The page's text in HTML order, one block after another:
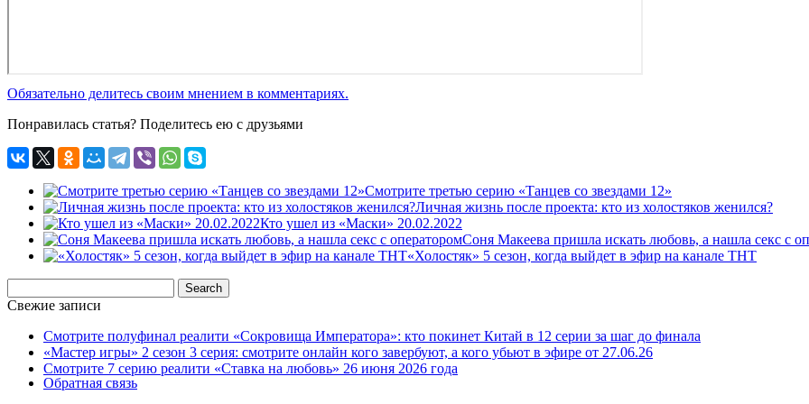
Обязательно делитесь своим мнением в комментариях.
Понравилась статья? Поделитесь ею с друзьями
Смотрите третью серию «Танцев со звездами 12»
Личная жизнь после проекта: кто из холостяков женился?
Кто ушел из «Маски» 20.02.2022
Соня Макеева пришла искать любовь, а нашла секс с
«Холостяк» 5 сезон, когда выйдет в эфир на канале ТНТ
Свежие записи
Смотрите полуфинал реалити «Сокровища Императора»: кто покинет Китай в 12 серии за шаг до финала
«Мастер игры» 2 сезон 3 серия: смотрите онлайн кого завербуют, а кого убьют в эфире от 27.06.26
Смотрите 7 серию реалити «Ставка на любовь» 26 июня 2026 года
Обратная связь